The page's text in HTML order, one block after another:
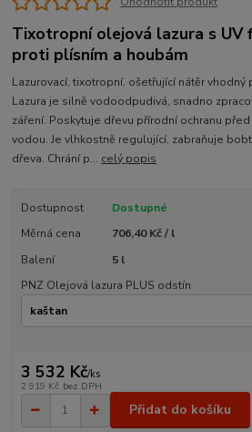
Tixotropní olejová lazura s UV
proti plísním a houbám
Lazurovací, tixotropní, ošetřující nátěr vhodný
Lazura je silně vodoodpudivá, snadno
záření. Poskytuje dřevu přírodní ochranu
vodou. Je vlhkostně regulující, zabraňuje
dřeva. Chrání p... celý popis
Dostupnost
Dostupné
Měrná cena
706,40 Kč / l
Balení
5 l
PNZ Olejová lazura PLUS odstín
3 532 Kč/ks
2 919 Kč bez DPH
Přidat do košíku